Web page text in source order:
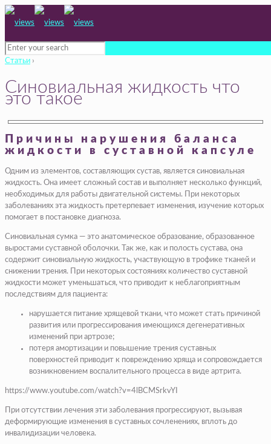
Статьи ›
Синовиальная жидкость что
это такое
Причины нарушения баланса
жидкости в суставной капсуле
Одним из элементов, составляющих сустав, является синовиальная
жидкость. Она имеет сложный состав и выполняет несколько функций,
необходимых для работы двигательной системы. При некоторых
заболеваниях эта жидкость претерпевает изменения, изучение которых
помогает в постановке диагноза.
Синовиальная сумка — это анатомическое образование, образованное
выростами суставной оболочки. Так же, как и полость сустава, она
содержит синовиальную жидкость, участвующую в трофике тканей и
снижении трения. При некоторых состояниях количество суставной
жидкости может уменьшаться, что приводит к неблагоприятным
последствиям для пациента:
нарушается питание хрящевой ткани, что может стать причиной
развития или прогрессирования имеющихся дегенеративных
изменений при артрозе;
потеря амортизации и повышение трения суставных
поверхностей приводит к повреждению хряща и сопровождается
возникновением воспалительного процесса в виде артрита.
https://www.youtube.com/watch?v=4lBCMSrkvYI
При отсутствии лечения эти заболевания прогрессируют, вызывая
деформирующие изменения в суставных сочленениях, вплоть до
инвалидизации человека.